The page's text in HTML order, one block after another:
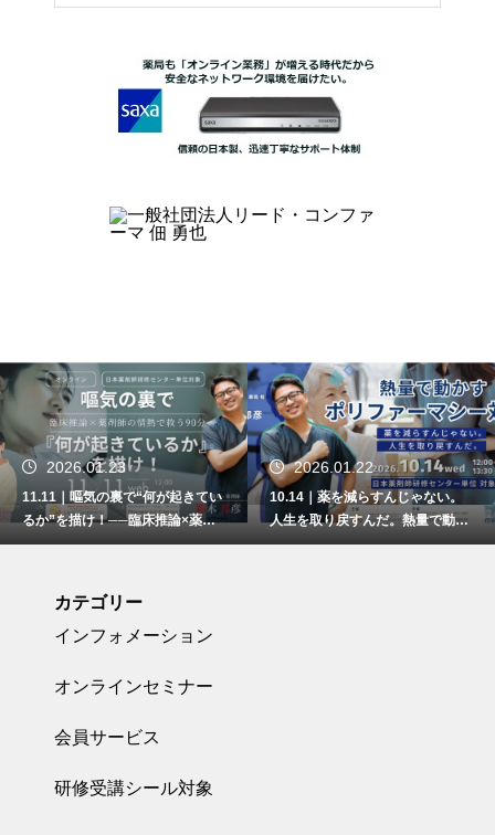
の裏で“何が起きてい
！──臨床推論×薬剤
救う90分
2026.01.22
10.14｜薬を減らすんじゃない。
人生を取り戻すんだ。熱量で動か
すポリファーマシー対策
09.12｜
「授乳中
の？」そ
カテゴリー
インフォメーション
オンラインセミナー
会員サービス
研修受講シール対象